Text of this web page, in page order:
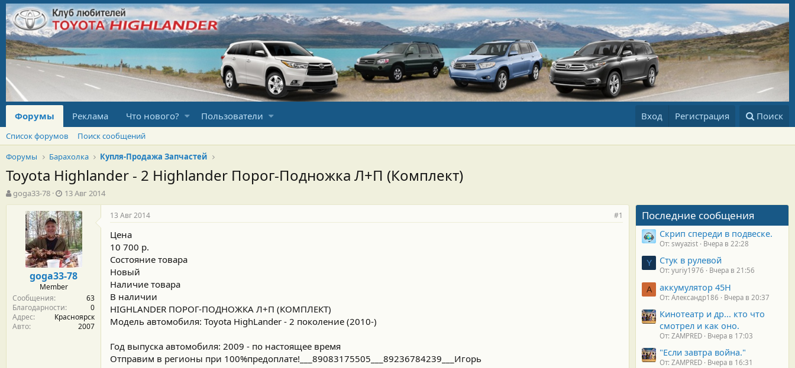
Форумы Реклама Что нового? Пользователи Вход Регистрация Поиск
Список форумов
Поиск сообщений
Форумы
Барахолка Купля-Продажа Запчастей
Toyota Highlander - 2 Highlander Порог-Подножка Л+П (Комплект)
А
в
goga33-78
Д
а
т
а
н
а
ч
а
л
а
13 Авг 2014
goga33-78
Member
Сообщения
63
Благодарности
0
Адрес
Красноярск
Авто
2007
13 Авг 2014 #1
Цена
10 700 р.
Состояние товара
Новый
Наличие товара
В наличии
HIGHLANDER ПОРОГ-ПОДНОЖКА Л+П (КОМПЛЕКТ)
Модель автомобиля: Toyota HighLander - 2 поколение (2010-)
Год выпуска автомобиля: 2009 - по настоящее время
Отправим в регионы при 100%предоплате!___89083175505___89236784239___Игорь
Последние сообщения
Скрип спереди в подвеске.
От: swyazist Вчера в 22:28
Y Стук в рулевой
От: yuriy1976 Вчера в 21:56
А аккумулятор 45H
От: Александр186 Вчера в 20:37
Кинотеатр и др... кто что
смотрел и как оно.
От: ZAMPRED Вчера в 17:03
"Если завтра война."
От: ZAMPRED Вчера в 16:31